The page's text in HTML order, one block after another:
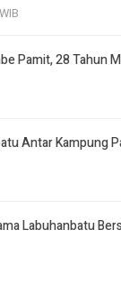
Pamit, 28 Tahun
Antar Kampung
Labuhanbatu